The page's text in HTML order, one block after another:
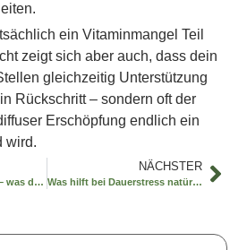
ein Vitaminmangel Teil
zeigt sich aber auch, dass dein
gleichzeitig Unterstützung
Rückschritt – sondern oft der
Erschöpfung endlich ein
wird.
Verdauung und Stress – was dahintersteckt
NÄCHSTER
Was hilft bei Dauerstress natürlich?